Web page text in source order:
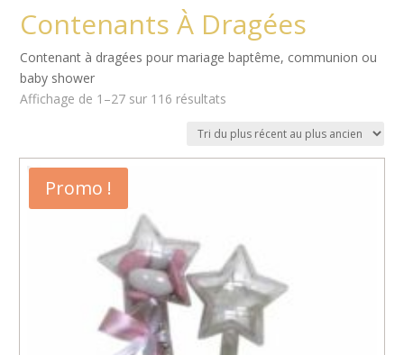
Contenants À Dragées
Contenant à dragées pour mariage baptême, communion ou
baby shower
Affichage de 1–27 sur 116 résultats
plus
récent
Promo !